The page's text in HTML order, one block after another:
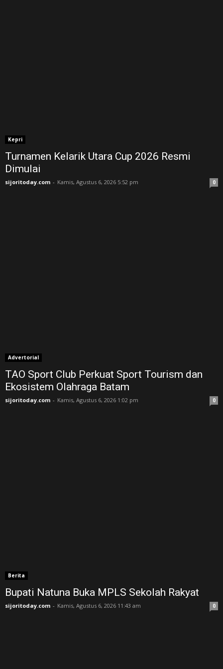
Kepri
Turnamen Kelarik Utara Cup 2026 Resmi
Dimulai
sijoritoday.com - Kamis, Agustus 6, 2026 5:52 pm 0
Advertorial
TAO Sport Club Perkuat Sport Tourism dan
Ekosistem Olahraga Batam
sijoritoday.com - Kamis, Agustus 6, 2026 1:02 pm 0
Berita
Bupati Natuna Buka MPLS Sekolah Rakyat
sijoritoday.com - Kamis, Agustus 6, 2026 11:43 am 0